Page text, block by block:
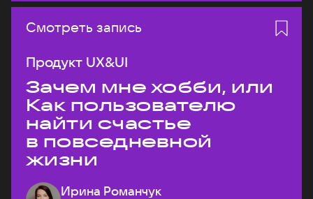
Смотреть запись
Продукт UX&UI
Зачем мне хобби, или
Как пользователю
найти счастье
в повседневной
жизни
Ирина Романчук